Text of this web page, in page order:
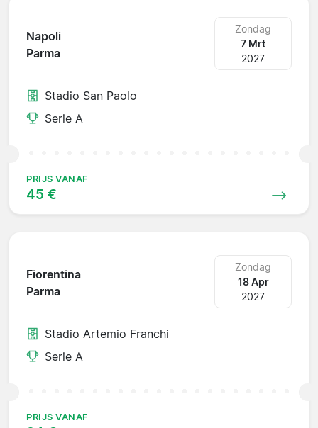
Napoli
Parma
Zondag
7 Mrt
2027
Stadio San Paolo
Serie A
PRIJS VANAF
45 €
Fiorentina
Parma
Zondag
18 Apr
2027
Stadio Artemio Franchi
Serie A
PRIJS VANAF